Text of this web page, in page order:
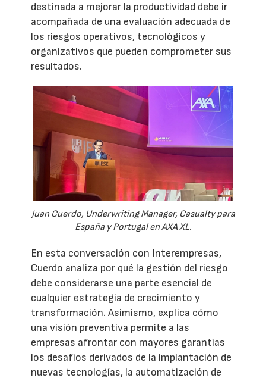
destinada a mejorar la productividad debe ir
acompañada de una evaluación adecuada de
los riesgos operativos, tecnológicos y
organizativos que pueden comprometer sus
resultados.
Juan Cuerdo, Underwriting Manager, Casualty para
España y Portugal en AXA XL.
En esta conversación con Interempresas,
Cuerdo analiza por qué la gestión del riesgo
debe considerarse una parte esencial de
cualquier estrategia de crecimiento y
transformación. Asimismo, explica cómo
una visión preventiva permite a las
empresas afrontar con mayores garantías
los desafíos derivados de la implantación de
nuevas tecnologías, la automatización de